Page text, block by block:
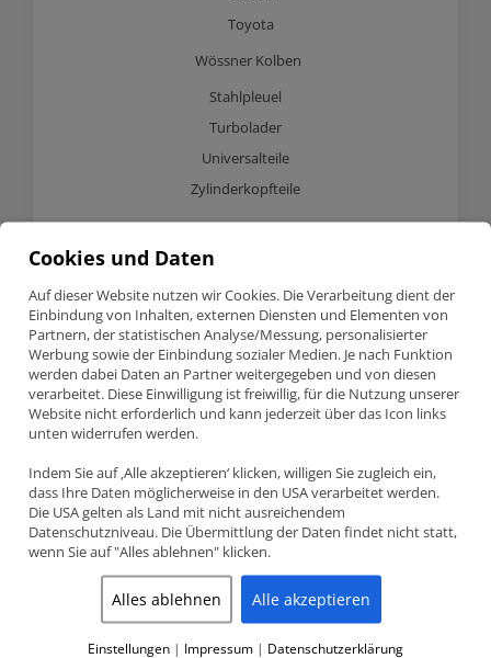
Toyota
Wössner Kolben
Stahlpleuel
Turbolader
Universalteile
Zylinderkopfteile
Home/ Schmiedekolben /Wiseco/BMW/ M20B25
M20B25
Showing the single result
Cookies und Daten
Auf dieser Website nutzen wir Cookies. Die Verarbeitung dient der
Einbindung von Inhalten, externen Diensten und Elementen von
Partnern, der statistischen Analyse/Messung, personalisierter
Werbung sowie der Einbindung sozialer Medien. Je nach Funktion
werden dabei Daten an Partner weitergegeben und von diesen
verarbeitet. Diese Einwilligung ist freiwillig, für die Nutzung unserer
Website nicht erforderlich und kann jederzeit über das Icon links
unten widerrufen werden.
Indem Sie auf ‚Alle akzeptieren‘ klicken, willigen Sie zugleich ein,
dass Ihre Daten möglicherweise in den USA verarbeitet werden.
Die USA gelten als Land mit nicht ausreichendem
Datenschutzniveau. Die Übermittlung der Daten findet nicht statt,
wenn Sie auf "Alles ablehnen" klicken.
Alles ablehnen Alle akzeptieren
Einstellungen | Impressum | Datenschutzerklärung